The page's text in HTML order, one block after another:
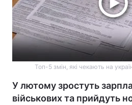
Топ-5 змін, які чекають на
У лютому зростуть
військових та прийдуть